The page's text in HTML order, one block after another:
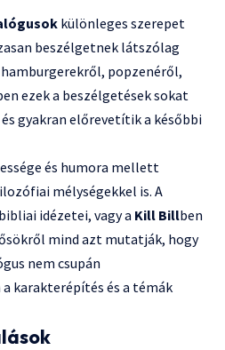
különleges szerepet
beszélgetnek látszólag
popzenéről,
ezek a beszélgetések sokat
gyakran előrevetítik a későbbi
és humora mellett
mélységekkel is. A
idézetei, vagy a Kill Billben
mind azt mutatják, hogy
nem csupán
karakterépítés és a témák